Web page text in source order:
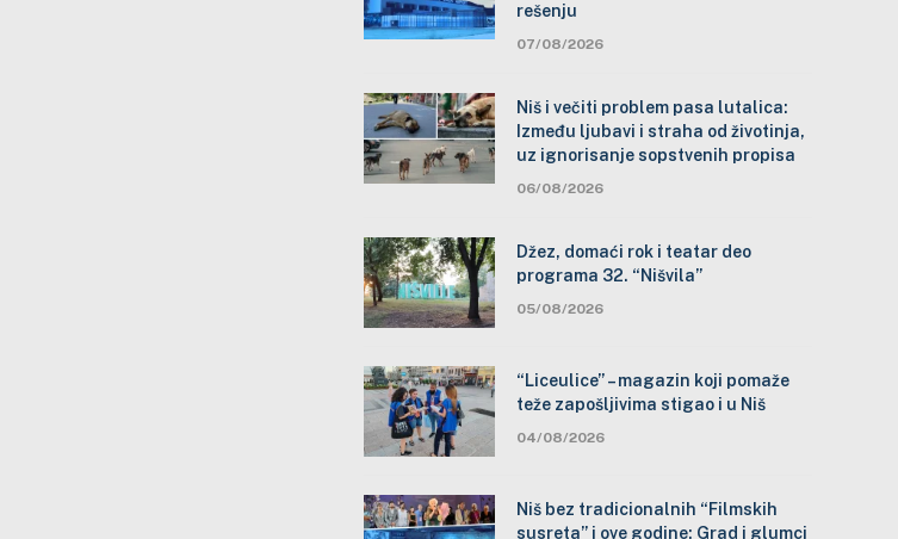
rešenju
07/08/2026
Niš i večiti problem pasa lutalica:
Između ljubavi i straha od životinja,
uz ignorisanje sopstvenih propisa
06/08/2026
Džez, domaći rok i teatar deo
programa 32. “Nišvila”
05/08/2026
“Liceulice” – magazin koji pomaže
teže zapošljivima stigao i u Niš
04/08/2026
Niš bez tradicionalnih “Filmskih
susreta” i ove godine: Grad i glumci